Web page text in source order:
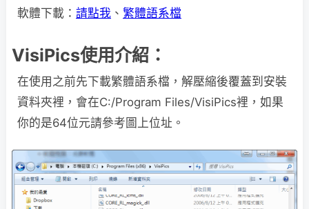
軟體下載： 請點我 、 繁體語系檔
VisiPics使用介紹：
在使用之前先下載繁體語系檔，解壓縮後覆蓋到安裝
資料夾裡，會在C:/Program Files/VisiPics裡，如果
你的是64位元請參考圖上位址。